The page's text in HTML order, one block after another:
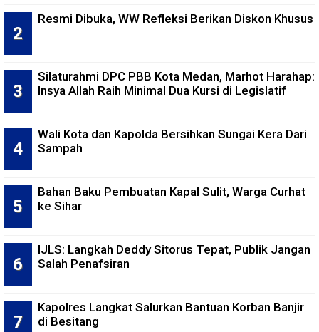
Resmi Dibuka, WW Refleksi Berikan Diskon Khusus
Silaturahmi DPC PBB Kota Medan, Marhot Harahap:
Insya Allah Raih Minimal Dua Kursi di Legislatif
Wali Kota dan Kapolda Bersihkan Sungai Kera Dari
Sampah
Bahan Baku Pembuatan Kapal Sulit, Warga Curhat
ke Sihar
IJLS: Langkah Deddy Sitorus Tepat, Publik Jangan
Salah Penafsiran
Kapolres Langkat Salurkan Bantuan Korban Banjir
di Besitang